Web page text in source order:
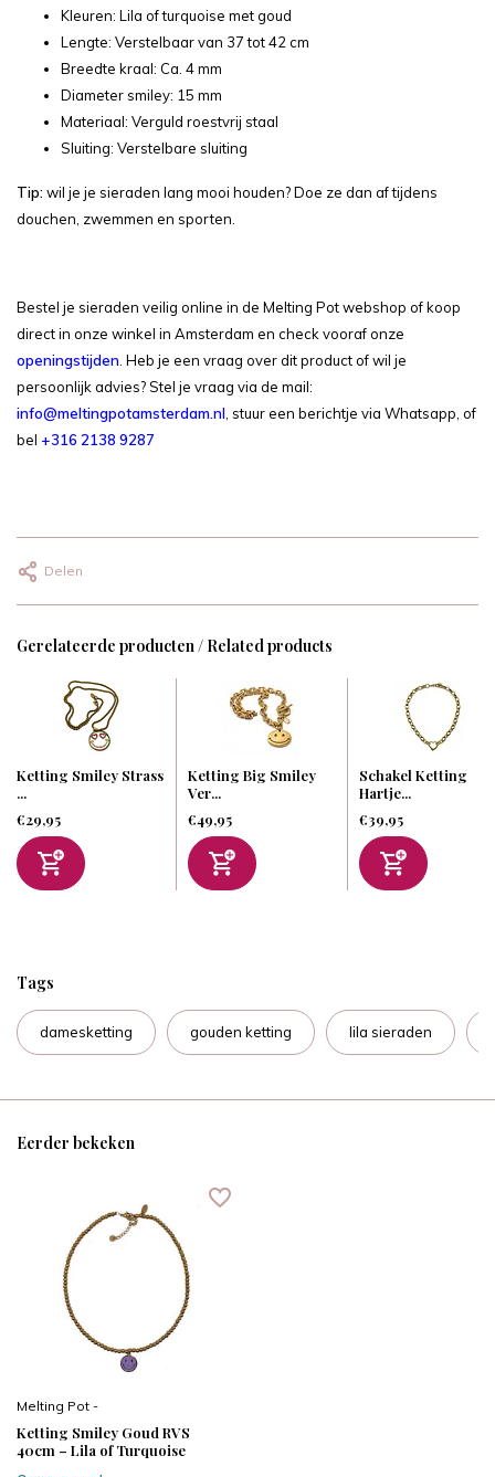
Kleuren: Lila of turquoise met goud
Lengte: Verstelbaar van 37 tot 42 cm
Breedte kraal: Ca. 4 mm
Diameter smiley: 15 mm
Materiaal: Verguld roestvrij staal
Sluiting: Verstelbare sluiting
Tip: wil je je sieraden lang mooi houden? Doe ze dan af tijdens
douchen, zwemmen en sporten.
Bestel je sieraden veilig online in de Melting Pot webshop of koop
direct in onze winkel in Amsterdam en check vooraf onze
openingstijden. Heb je een vraag over dit product of wil je
persoonlijk advies? Stel je vraag via de mail:
info@meltingpotamsterdam.nl, stuur een berichtje via Whatsapp, of
bel +316 2138 9287
Delen
Gerelateerde producten / Related products
Ketting Smiley Strass
...
€29,95
Ketting Big Smiley
Ver...
€49,95
Schakel Ketting
Hartje...
€39,95
Tags
damesketting gouden ketting lila sieraden
Eerder bekeken
Melting Pot -
Ketting Smiley Goud RVS
40cm – Lila of Turquoise